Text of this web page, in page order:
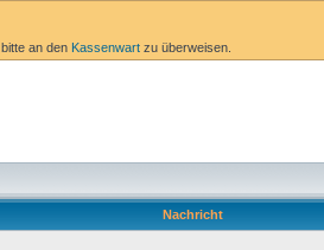
an den Kassenwart zu überweisen.
Nachricht